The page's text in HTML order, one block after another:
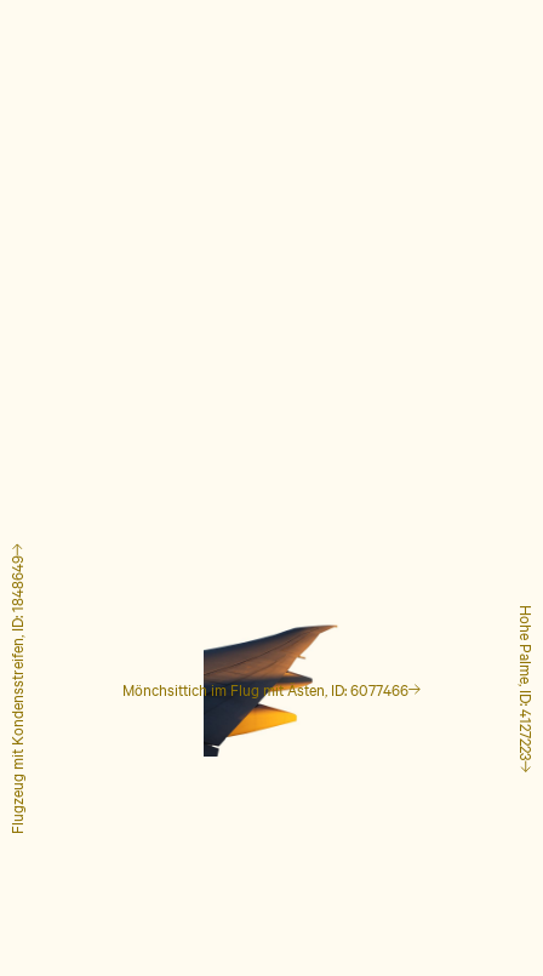
Mönchsittich im Flug mit Ästen, ID: 6077466 Hohe Palme, ID: 4127223
Flugzeug mit Kondensstreifen, ID: 1848649